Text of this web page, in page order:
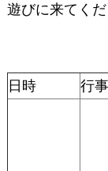
遊びに来てく
日時 行